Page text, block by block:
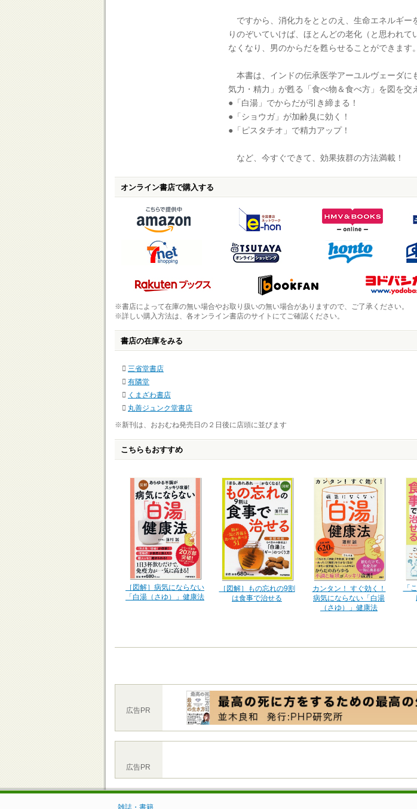
ですから、消化力をととのえ、生命エネルギー
りのぞいていけば、ほとんどの老化（と思われて
なくなり、男のからだを甦らせることができます。
本書は、インドの伝承医学アーユルヴェーダに
気力・精力」が甦る「食べ物＆食べ方」を図を交
●「白湯」でからだが引き締まる！
●「ショウガ」が加齢臭に効く！
●「ピスタチオ」で精力アップ！
など、今すぐできて、効果抜群の方法満載！
オンライン書店で購入する
※書店によって在庫の無い場合やお取り扱いの無い場合がありますので、ご了承ください。
※詳しい購入方法は、各オンライン書店のサイトにてご確認ください。
書店の在庫をみる
三省堂書店
有隣堂
くまざわ書店
丸善ジュンク堂書店
※新刊は、おおむね発売日の２日後に店頭に並びます
こちらもおすすめ
［図解］病気にならない
「白湯（さゆ）」健康法
［図解］もの忘れの9割
は食事で治せる
カンタン！ すぐ効く！
病気にならない「白湯
（さゆ）」健康法
「
広告PR
広告PR
雑誌・書籍